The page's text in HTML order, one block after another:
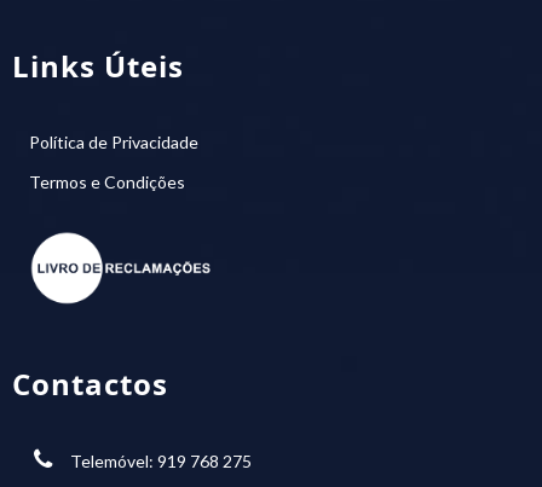
Links Úteis
Política de Privacidade
Termos e Condições
Contactos
Telemóvel: 919 768 275